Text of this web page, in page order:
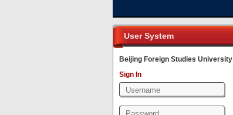
User System
Beijing Foreign Studies University
Sign In